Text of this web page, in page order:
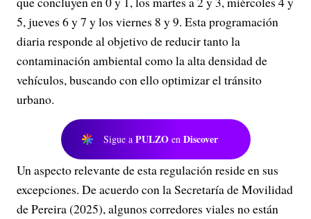
5, jueves 6 y 7 y los viernes 8 y 9. Esta programación
diaria responde al objetivo de reducir tanto la
contaminación ambiental como la alta densidad de
vehículos, buscando con ello optimizar el tránsito
urbano.
Sigue a PULZO en Discover
Un aspecto relevante de esta regulación reside en sus
excepciones. De acuerdo con la Secretaría de Movilidad
de Pereira (2025), algunos corredores viales no están